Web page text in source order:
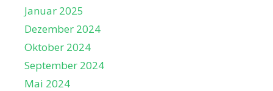
Januar 2025
Dezember 2024
Oktober 2024
September 2024
Mai 2024